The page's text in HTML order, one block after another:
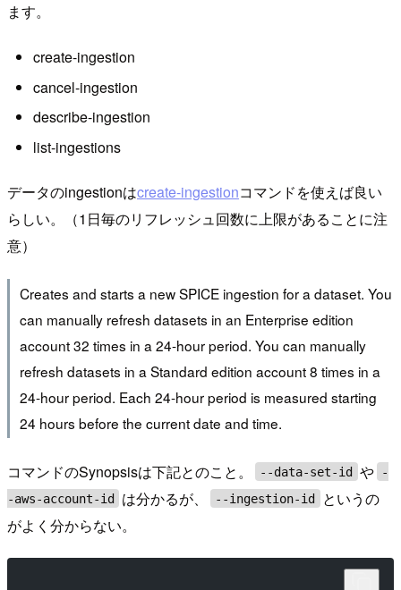
ます。
create-ingestion
cancel-ingestion
describe-ingestion
list-ingestions
データのingestionはcreate-ingestionコマンドを使えば良い
らしい。（1日毎のリフレッシュ回数に上限があることに注
意）
Creates and starts a new SPICE ingestion for a dataset. You
can manually refresh datasets in an Enterprise edition
account 32 times in a 24-hour period. You can manually
refresh datasets in a Standard edition account 8 times in a
24-hour period. Each 24-hour period is measured starting
24 hours before the current date and time.
コマンドのSynopsisは下記とのこと。 --data-set-id や
-
-aws-account-id
は分かるが、 --ingestion-id
というの
がよく分からない。